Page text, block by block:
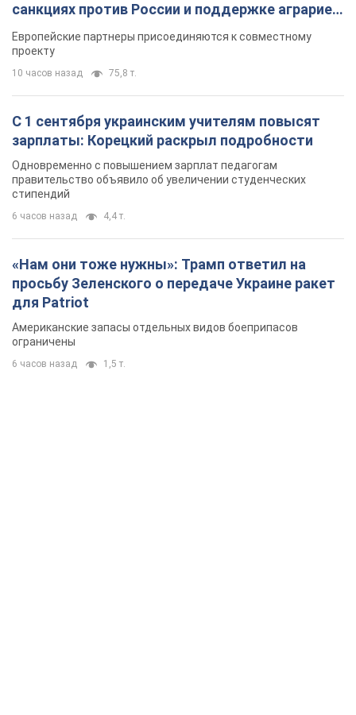
Одновременно с повышением зарплат педагогам
правительство объявило об увеличении студенческих
стипендий
6 часов назад
просьбу Зеленского о передаче Украине ракет
для Patriot
Американские запасы отдельных видов боеприпасов
ограничены